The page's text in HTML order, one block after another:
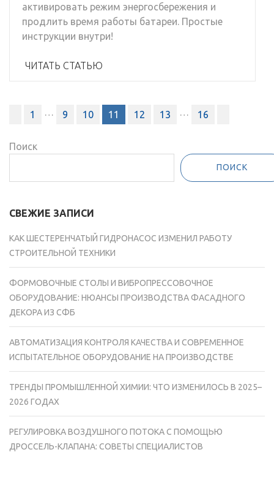
активировать режим энергосбережения и
продлить время работы батареи. Простые
инструкции внутри!
ЧИТАТЬ СТАТЬЮ
Пагинация
1 … 9 10 11 12 13 … 16
Поиск
ПОИСК
СВЕЖИЕ ЗАПИСИ
КАК ШЕСТЕРЕНЧАТЫЙ ГИДРОНАСОС ИЗМЕНИЛ РАБОТУ
СТРОИТЕЛЬНОЙ ТЕХНИКИ
ФОРМОВОЧНЫЕ СТОЛЫ И ВИБРОПРЕССОВОЧНОЕ
ОБОРУДОВАНИЕ: НЮАНСЫ ПРОИЗВОДСТВА ФАСАДНОГО
ДЕКОРА ИЗ СФБ
АВТОМАТИЗАЦИЯ КОНТРОЛЯ КАЧЕСТВА И СОВРЕМЕННОЕ
ИСПЫТАТЕЛЬНОЕ ОБОРУДОВАНИЕ НА ПРОИЗВОДСТВЕ
ТРЕНДЫ ПРОМЫШЛЕННОЙ ХИМИИ: ЧТО ИЗМЕНИЛОСЬ В 2025–
2026 ГОДАХ
РЕГУЛИРОВКА ВОЗДУШНОГО ПОТОКА С ПОМОЩЬЮ
ДРОССЕЛЬ-КЛАПАНА: СОВЕТЫ СПЕЦИАЛИСТОВ